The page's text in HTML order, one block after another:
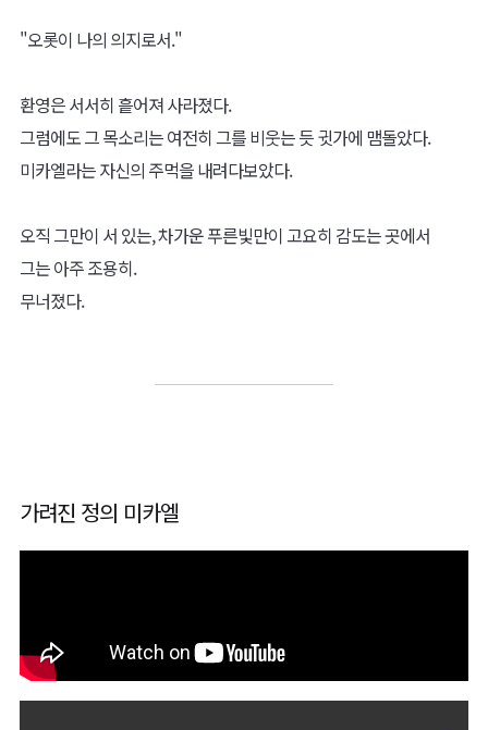
"오롯이 나의 의지로서."
환영은 서서히 흩어져 사라졌다.
그럼에도 그 목소리는 여전히 그를 비웃는 듯 귓가에 맴돌았다.
미카엘라는 자신의 주먹을 내려다보았다.
오직 그만이 서 있는, 차가운 푸른빛만이 고요히 감도는 곳에서
그는 아주 조용히.
무너졌다.
가려진 정의 미카엘